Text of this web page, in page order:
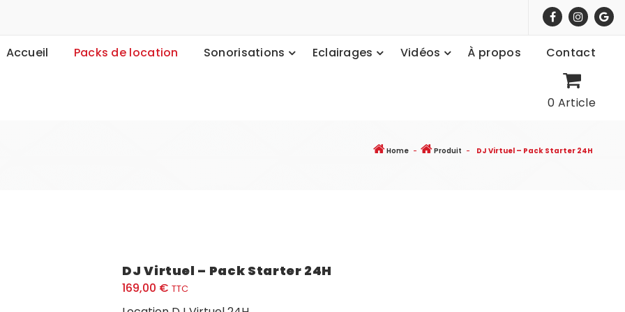
Accueil Packs de location Sonorisations Eclairages Vidéos À propos Contact
0 Article
Home - Produit - DJ Virtuel – Pack Starter 24H
DJ Virtuel – Pack Starter 24H
169,00 € TTC